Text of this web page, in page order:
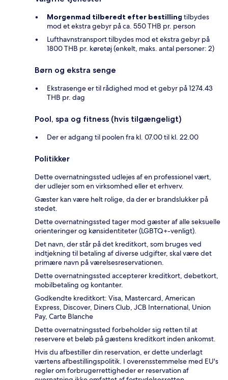
Morgenmad tilberedt efter bestilling tilbydes
mod et ekstra gebyr på ca. 550 THB pr. person
Lufthavnstransport tilbydes mod et ekstra gebyr på
1800 THB pr. køretøj (enkelt, maks. antal personer: 2)
Børn og ekstra senge
Ekstrasenge er til rådighed mod et gebyr på 1274.43
THB pr. dag
Pool, spa og fitness (hvis tilgængeligt)
Der er adgang til poolen fra kl. 07.00 til kl. 22.00
Politikker
Dette overnatningssted udlejes af en professionel vært,
der udlejer som en virksomhed eller et erhverv.
Gæster kan være helt rolige, da der er brandslukker på
stedet.
Dette overnatningssted tager mod gæster af alle seksuelle
orienteringer og kønsidentiteter (LGBTQ+-venligt).
Det navn, der står på det kreditkort, som bruges ved
indtjekning til betaling af diverse udgifter, skal være det
primære navn på værelsesreservationen.
Dette overnatningssted accepterer kreditkort, debetkort,
mobilbetaling og kontanter.
Godkendte kreditkort: Visa, Mastercard, American
Express, Discover, Diners Club, JCB International, Union
Pay, Carte Blanche
Dette overnatningssted forbeholder sig retten til at
reservere et beløb på gæstens kreditkort inden ankomst.
Hvis du afbestiller din reservation, er dette underlagt
værtens afbestillingspolitik. I overensstemmelse med EU's
regler om forbrugerrettigheder er reservation af